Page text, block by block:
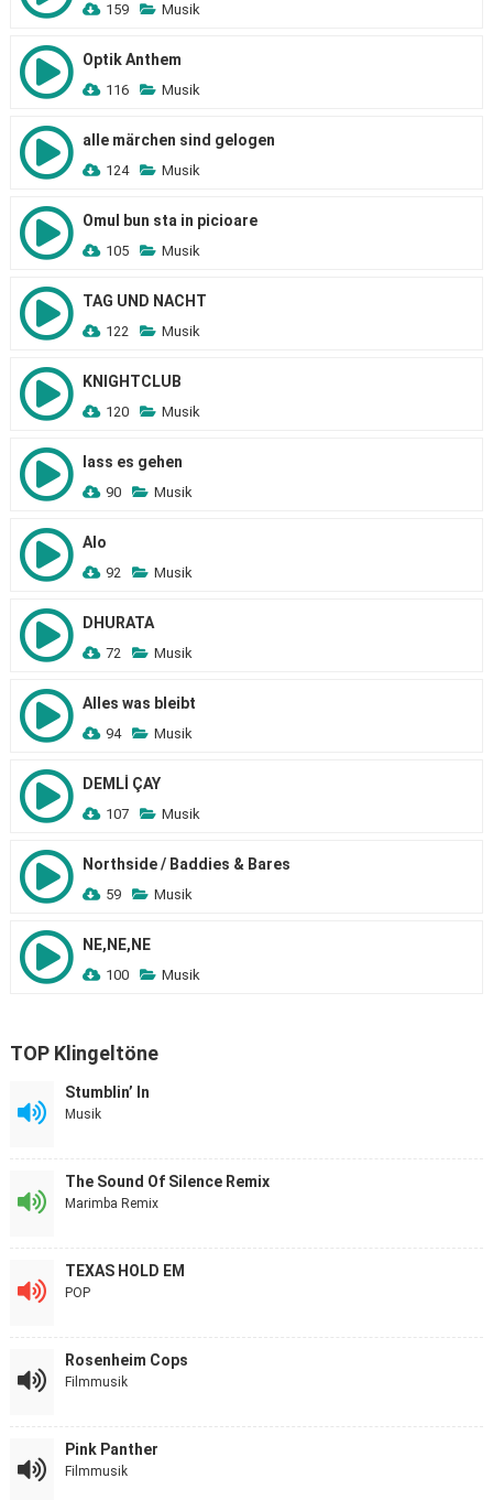
159 Musik
Optik Anthem
116 Musik
alle märchen sind gelogen
124 Musik
Omul bun sta in picioare
105 Musik
TAG UND NACHT
122 Musik
KNIGHTCLUB
120 Musik
lass es gehen
90 Musik
Alo
92 Musik
DHURATA
72 Musik
Alles was bleibt
94 Musik
DEMLİ ÇAY
107 Musik
Northside / Baddies & Bares
59 Musik
NE,NE,NE
100 Musik
TOP Klingeltöne
Stumblin’ In
Musik
The Sound Of Silence Remix
Marimba Remix
TEXAS HOLD EM
POP
Rosenheim Cops
Filmmusik
Pink Panther
Filmmusik